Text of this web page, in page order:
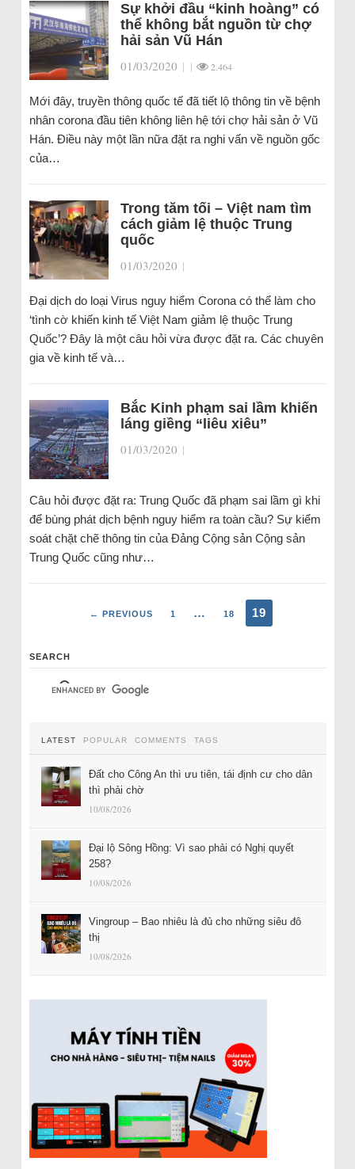
Sự khởi đầu “kinh hoàng” có
thể không bắt nguồn từ chợ
hải sản Vũ Hán
01/03/2020 | | 2.464
Mới đây, truyền thông quốc tế đã tiết lộ thông tin về bệnh
nhân corona đầu tiên không liên hệ tới chợ hải sản ở Vũ
Hán. Điều này một lần nữa đặt ra nghi vấn về nguồn gốc
của…
Trong tăm tối – Việt nam tìm
cách giảm lệ thuộc Trung
quốc
01/03/2020 |
Đại dịch do loại Virus nguy hiểm Corona có thể làm cho
‘tình cờ khiến kinh tế Việt Nam giảm lệ thuộc Trung
Quốc’? Đây là một câu hỏi vừa được đặt ra. Các chuyên
gia về kinh tế và…
Bắc Kinh phạm sai lầm khiến
láng giềng “liêu xiêu”
01/03/2020 |
Câu hỏi được đặt ra: Trung Quốc đã phạm sai lầm gì khi
để bùng phát dịch bệnh nguy hiểm ra toàn cầu? Sự kiểm
soát chặt chẽ thông tin của Đảng Cộng sản Cộng sản
Trung Quốc cũng như…
← PREVIOUS 1 … 18 19
SEARCH
LATEST POPULAR COMMENTS TAGS
Đất cho Công An thì ưu tiên, tái định cư cho dân
thì phải chờ
10/08/2026
Đại lộ Sông Hồng: Vì sao phải có Nghị quyết
258?
10/08/2026
Vingroup – Bao nhiêu là đủ cho những siêu đô
thị
10/08/2026